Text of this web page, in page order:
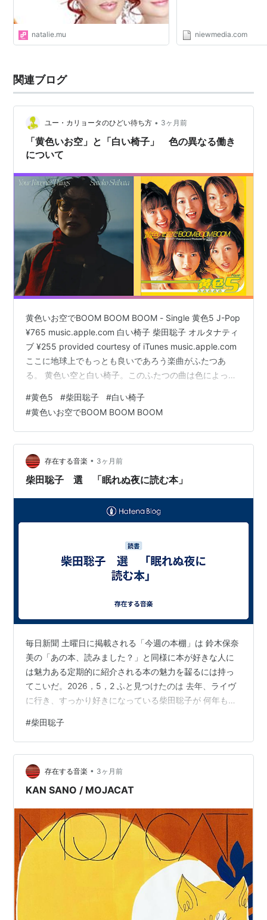
『pocke』
柴田聡子 / 海へ行こうか EP / 12"+CD | Record CD
Online Shop JET SET / レコード・CD通販ショップ
海へ行こうか EP
出版社/メーカー:なりすレコード
メディア:CD
たのもしいむすめ おみやげCD-R(来場者にのみ配布)
柴田聡子 / いきすぎた友達 / 7" | Record CD Online
Shop JET SET / レコード・CD通販ショップ ジェッ
トセット(816004823412)
いじわる全集
アーティスト:
柴田聡子
出版社/メーカー:Pヴァイン・レコ
ード
発売日: 2014/05/21
メディア: CD
この商品を含むブログ (8件) を見る
柴田聡子 / いじわる全集 / LP | Record CD Online
Shop JET SET / レコード・CD通販ショップ ジェッ
トセット(814004900082)
柴田聡子ライブ
アーティスト:柴田聡子
SATOKO / 試聴室
発売日:2015
サウンドトラック(クラウドファン
SHIBATA SATOKO LIVE
アーティスト: 柴田聡子
出版社/メーカー:SHIBATA
SATOKO / 試聴室
発売日:2015
メディア:
CD
この商品を含むブログ (2件) を見る
http://snapclapclub.tictail.com/product/pre-order-
snap-iii-satoko-shibata
https://itunes.apple.com/jp/album/snap!-iii-
satoko-shibata-ep/id1023319812
柴田聡子
アーティスト:柴田聡子
出版社/メーカー:Pヴァイン・レコ
発売日:2015/09/16
メディア:
この商品を含むブログ (5件) を見る
natalie.mu niewmedia.com
関連ブログ
ユー・カリョータのひどい待ち方 • 3ヶ月前
「黄色いお空」と「白い椅子」 色の異なる働き
について
黄色いお空でBOOM BOOM BOOM - Single 黄色5 J-Pop
¥765 music.apple.com 白い椅子 柴田聡子 オルタナティ
ブ ¥255 provided courtesy of iTunes music.apple.com
ここに地球上でもっとも良いであろう楽曲がふたつあ
る。 黄色い空と白い椅子。このふたつの曲は色によって
ばわかるが、どちらもその色によって、そしてその色の
効果を超えて、類まれなる素晴らしい作品である。しか
し、それぞれの色が詩の中で果たしている機能は全く異
なる。それを順番に明らかにしてみたい。 「黄…
#黄色5 #柴田聡子 #白い椅子
#黄色いお空でBOOM BOOM BOOM
存在する音楽 • 3ヶ月前
柴田聡子 選 「眠れぬ夜に読む本」
毎日新聞 土曜日に掲載される「今週の本棚」は 鈴木保奈
美の「あの本、読みました？」と同様に本が好きな人に
は魅力ある定期的に紹介される本の魅力を齧るには持っ
てこいだ。2026，5，2 ふと見つけたのは 去年、ライヴ
に行き、すっかり好きになっている柴田聡子が 何年も前
て書いていた。表現する人の表現は得意不得意があると
は思うけれども、 柴田聡子の魅力をまた知った。
#柴田聡子
存在する音楽 • 3ヶ月前
KAN SANO / MOJACAT